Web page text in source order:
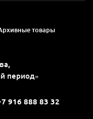
товары
период»
916 888 83 32